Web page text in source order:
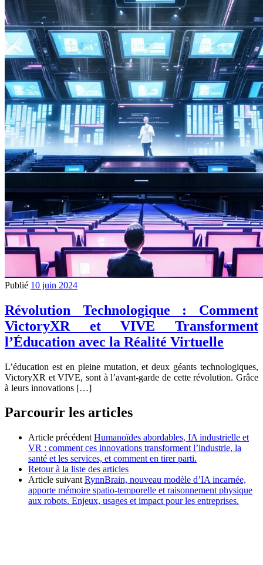
Publié 10 juin 2024
Révolution Technologique : Comment
VictoryXR et VIVE Transforment
l’Éducation avec la Réalité Virtuelle
L’éducation est en pleine mutation, et deux géants technologiques,
VictoryXR et VIVE, sont à l’avant-garde de cette révolution. Grâce
à leurs innovations […]
Parcourir les articles
Article précédent Humanoïdes abordables, IA industrielle et
VR : comment ces innovations transforment l’industrie, la
santé et les services, et comment en tirer parti.
Retour à la liste des articles
Article suivant RynnBrain, nouveau modèle d’IA incarnée,
apporte mémoire spatio-temporelle et raisonnement physique
aux robots. Enjeux, usages et impact pour les entreprises.